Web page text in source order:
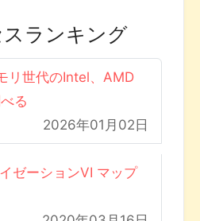
ランキング
リ世代のIntel、AMD
る
2026年01月02日
ゼーションVI マップ